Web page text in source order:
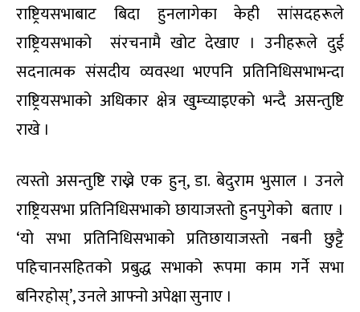
राष्ट्रियसभाबाट बिदा हुनलागेका केही सांसदहरूले
राष्ट्रियसभाको संरचनामै खोट देखाए । उनीहरूले दुई
सदनात्मक संसदीय व्यवस्था भएपनि प्रतिनिधिसभाभन्दा
राष्ट्रियसभाको अधिकार क्षेत्र खुम्च्याइएको भन्दै असन्तुष्टि
राखे ।
त्यस्तो असन्तुष्टि राख्ने एक हुन्, डा. बेदुराम भुसाल । उनले
राष्ट्रियसभा प्रतिनिधिसभाको छायाजस्तो हुनपुगेको बताए ।
‘यो सभा प्रतिनिधिसभाको प्रतिछायाजस्तो नबनी छुट्टै
पहिचानसहितको प्रबुद्ध सभाको रूपमा काम गर्ने सभा
बनिरहोस्’, उनले आफ्नो अपेक्षा सुनाए ।